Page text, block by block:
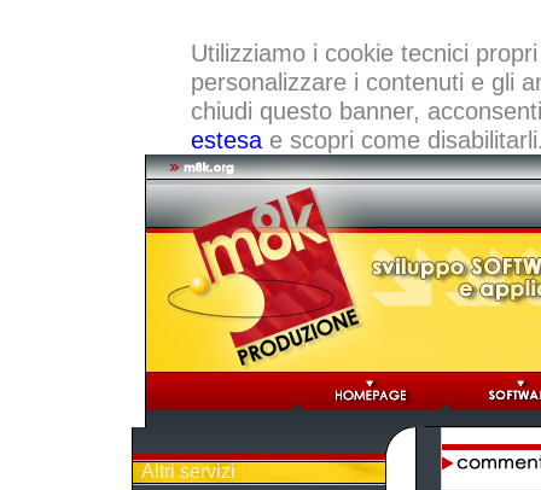
Utilizziamo i cookie tecnici
personalizzare i contenuti e gli
chiudi questo banner,
estesae scopri come
Altri servizi